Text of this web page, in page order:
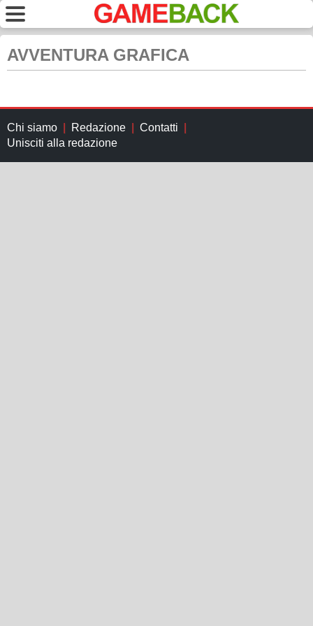
AVVENTURA GRAFICA
Chi siamo Redazione
Contatti
Unisciti alla redazione